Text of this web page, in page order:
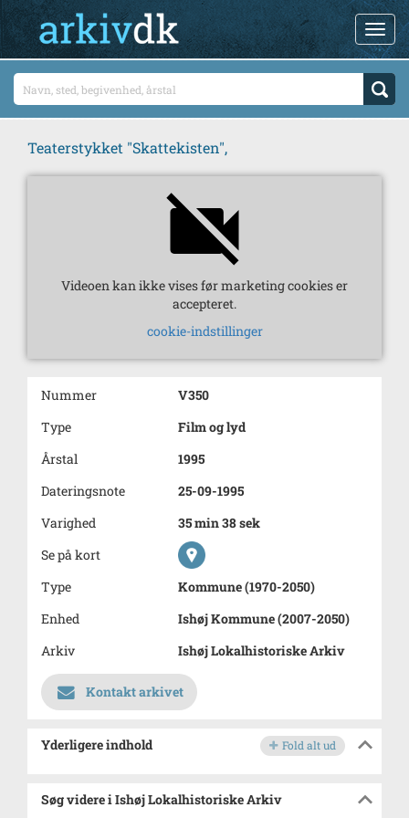
Teaterstykket "Skattekisten",
Videoen kan ikke vises før marketing cookies er
accepteret.
cookie-indstillinger
Nummer
V350
Type
Film og lyd
Årstal
1995
Dateringsnote
25-09-1995
Varighed
35 min 38 sek
Se på kort
Type
Kommune (1970-2050)
Enhed
Ishøj Kommune (2007-2050)
Arkiv
Ishøj Lokalhistoriske Arkiv
Kontakt arkivet
Yderligere indhold Fold alt ud
Søg videre i Ishøj Lokalhistoriske Arkiv